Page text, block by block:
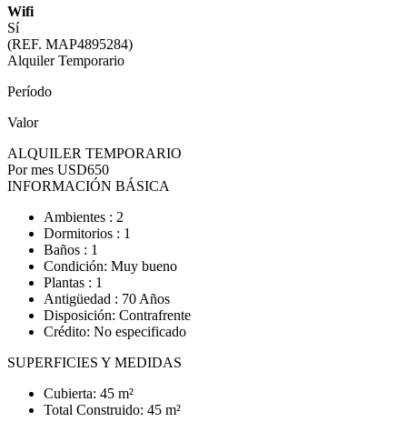
Wifi
Sí
(REF. MAP4895284)
Alquiler Temporario
Período
Valor
ALQUILER TEMPORARIO
Por mes USD650
INFORMACIÓN BÁSICA
Ambientes : 2
Dormitorios : 1
Baños : 1
Condición: Muy bueno
Plantas : 1
Antigüedad : 70 Años
Disposición: Contrafrente
Crédito: No especificado
SUPERFICIES Y MEDIDAS
Cubierta: 45 m²
Total Construido: 45 m²